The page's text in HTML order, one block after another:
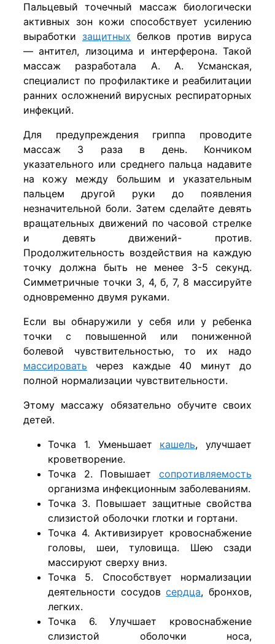
Пальцевый точечный массаж биологически
активных зон кожи способствует усилению
выработки защитных белков против вируса
— антител, лизоцима и интерферона. Такой
массаж разработала А. А. Усманская,
специалист по профилактике и реабилитации
ранних осложнений вирусных респираторных
инфекций.
Для предупреждения гриппа проводите
массаж 3 раза в день. Кончиком
указательного или среднего пальца надавите
на кожу между большим и указательным
пальцем другой руки до появления
незначительной боли. Затем сделайте девять
вращательных движений по часовой стрелке
и девять движений- против.
Продолжительность воздействия на каждую
точку должна быть не менее 3-5 секунд.
Симметричные точки 3, 4, б, 7, 8 массируйте
одновременно двумя руками.
Если вы обнаружили у себя или у ребенка
точки с повышенной или пониженной
болевой чувствительностью, то их надо
массировать через каждые 40 минут до
полной нормализации чувствительности.
Этому массажу обязательно обучите своих
детей.
Точка 1. Уменьшает кашель, улучшает
кроветворение.
Точка 2. Повышает сопротивляемость
организма инфекционным заболеваниям.
Точка 3. Повышает защитные свойства
слизистой оболочки глотки и гортани.
Точка 4. Активизирует кровоснабжение
головы, шеи, туловища. Шею сзади
массируют сверху вниз.
Точка 5. Способствует нормализации
деятельности сосудовсердца, бронхов,
легких.
Точка 6. Улучшает кровоснабжение
слизистой оболочки носа,